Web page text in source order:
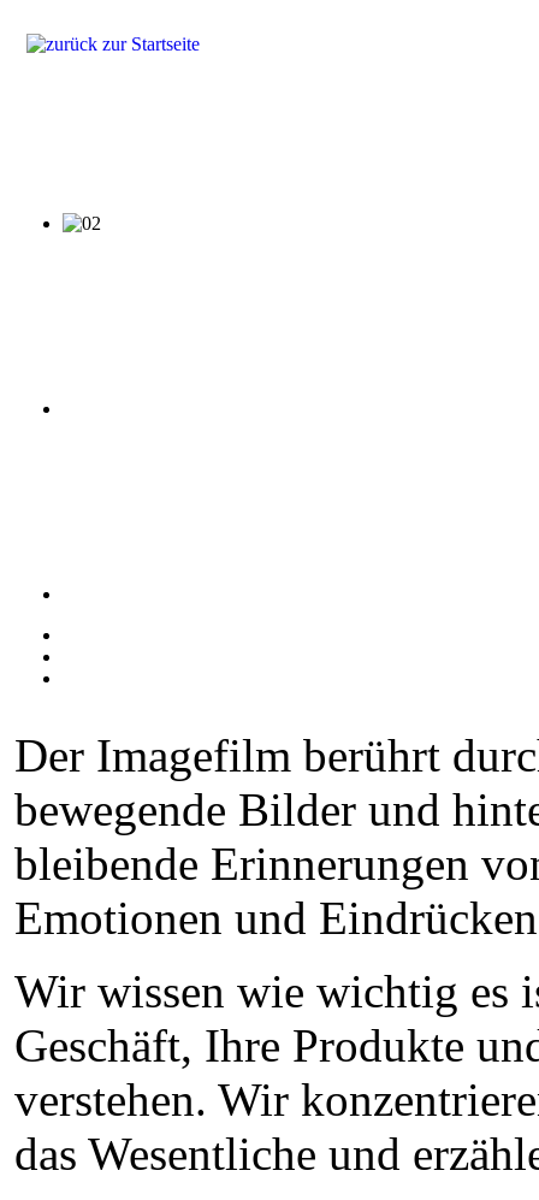
Der Imagefilm berührt
bewegende Bilder und
bleibende Erinnerungen
Emotionen und
Wir wissen wie wichtig es
Geschäft, Ihre Produkte
verstehen. Wir
das Wesentliche und